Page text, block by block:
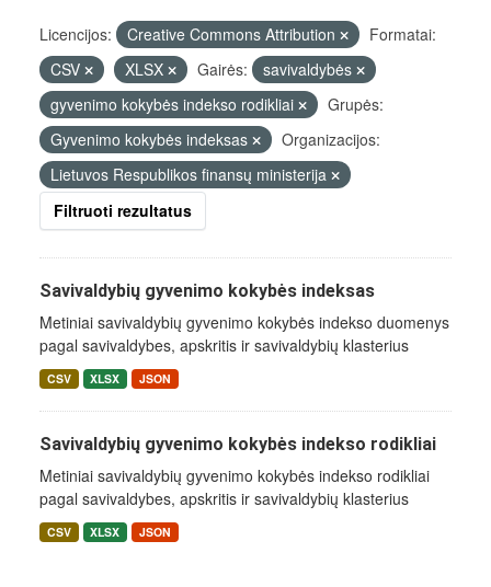
Licencijos: Creative Commons Attribution
Formatai:
CSV
XLSX Gairės:
savivaldybės
gyvenimo kokybės indekso rodikliai
Grupės:
Gyvenimo kokybės indeksas
Organizacijos:
Lietuvos Respublikos finansų ministerija
Filtruoti rezultatus
Savivaldybių gyvenimo kokybės indeksas
Metiniai savivaldybių gyvenimo kokybės indekso duomenys
pagal savivaldybes, apskritis ir savivaldybių klasterius
CSV XLSX JSON
Savivaldybių gyvenimo kokybės indekso rodikliai
Metiniai savivaldybių gyvenimo kokybės indekso rodikliai
pagal savivaldybes, apskritis ir savivaldybių klasterius
CSV XLSX JSON